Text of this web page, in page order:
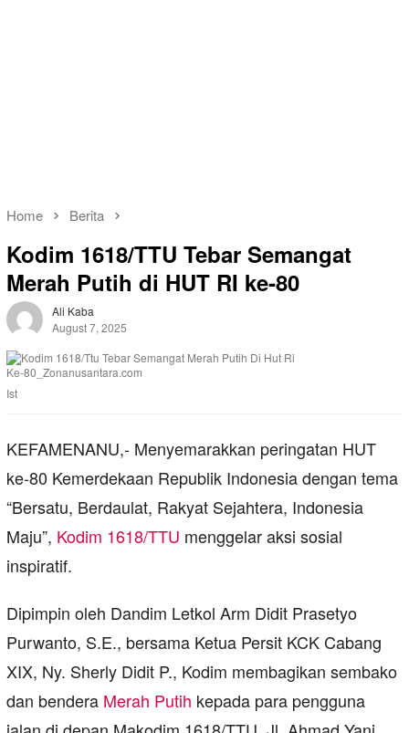
Home Berita
Kodim 1618/TTU Tebar Semangat
Merah Putih di HUT RI ke‑80
Ali Kaba
August 7, 2025
Ist
KEFAMENANU,- Menyemarakkan peringatan HUT
ke‑80 Kemerdekaan Republik Indonesia dengan tema
“Bersatu, Berdaulat, Rakyat Sejahtera, Indonesia
Maju”, Kodim 1618/TTU menggelar aksi sosial
inspiratif.
Dipimpin oleh Dandim Letkol Arm Didit Prasetyo
Purwanto, S.E., bersama Ketua Persit KCK Cabang
XIX, Ny. Sherly Didit P., Kodim membagikan sembako
dan bendera Merah Putih kepada para pengguna